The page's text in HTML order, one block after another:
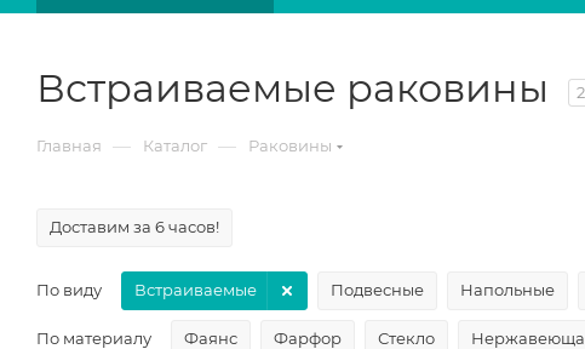
Встраиваемые раковины 2
Главная — Каталог — Раковины
Доставим за 6 часов!
По виду Подвесные Напольные
Встраиваемые
По материалу Фаянс Фарфор Стекло